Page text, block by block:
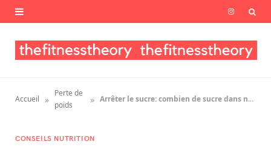
I
s
a
Accueil »
Perte de
poids
» Arrêter le sucre: combien de sucre dans nos snacks « sains » préférés?
CONSEILS NUTRITION